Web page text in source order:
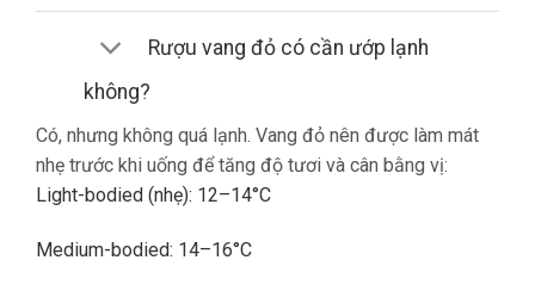
Rượu vang đỏ có cần ướp lạnh
không?
Có, nhưng không quá lạnh. Vang đỏ nên được làm mát
nhẹ trước khi uống để tăng độ tươi và cân bằng vị:
Light-bodied (nhẹ): 12–14°C
Medium-bodied: 14–16°C